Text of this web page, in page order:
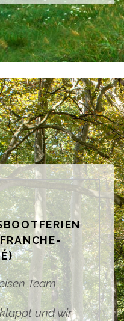
Team
und wir